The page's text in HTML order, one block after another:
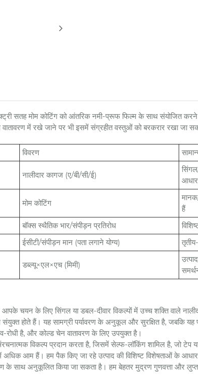
सतह मोम कोटिंग को आंतरिक नमी-प्रूफ फिल्म के साथ संयोजित करने
में रखे जाने पर भी इसमें संग्रहीत वस्तुओं को बरकरार रखा जा
विवरण
नालीदार कागज (ए/बी/सी/ई)
मोम कोटिंग
हैं
बॉक्स स्थैतिक भार/संपीड़न प्रतिरोध
ईसीटी/संपीड़न मान (पता लगाने योग्य) तृतीय-
डब्ल्यू×एल×एच (मिमी)
चयन के लिए सिंगल या डबल-दीवार विकल्पों में उच्च शक्ति वाले
होते हैं। यह सामग्री पर्यावरण के अनुकूल और सुरक्षित है, जबकि यह
रोधी है, और कोल्ड चेन वातावरण के लिए उपयुक्त है।
विकल्प प्रदान करता है, जिसमें सेल्फ-लॉकिंग शामिल है, जो टेप
आम हैं। हम पैक किए जा रहे उत्पाद की विशिष्ट विशेषताओं के
के साथ अनुकूलित किया जा सकता है। हम बेहतर मुद्रण गुणवत्ता और